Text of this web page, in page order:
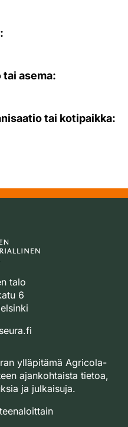
asema:
tai kotipaikka:
talo
6
ylläpitämä Agricola-
ajankohtaista tietoa,
ja julkaisuja.